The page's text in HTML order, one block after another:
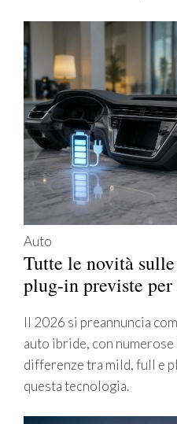
Auto
Tutte le novità
plug-in previste
Il 2026 si preannuncia
auto ibride, con
differenze tra mild, full e
questa tecnologia.